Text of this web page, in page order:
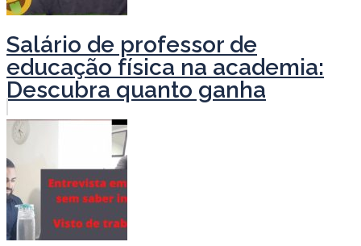
Salário de professor de
educação física na academia:
Descubra quanto ganha